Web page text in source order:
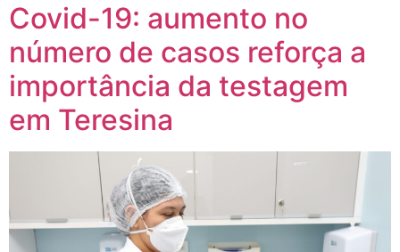
Covid-19: aumento no
número de casos reforça a
importância da testagem
em Teresina